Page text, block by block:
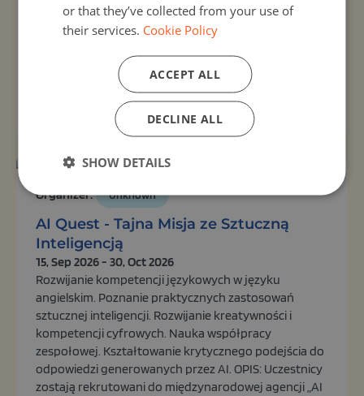
opisywania świata. Podczas 3-godzinnych
warsztatów uczestnicy stworzą cyfrowy przewodnik
Stowarzyszenia AS. Dzie...
View activity
Organizer: Unknown
AI Quest - Tajna Misja ze Sztuczną
Inteligencją
15, Sep 2026 - 30, Oct 2026
Rozwijanie kompetencji językowych w języku
angielskim. Poznanie praktycznych zastosowań
sztucznej inteligencji. Rozwijanie kreatywności i
kompetencji cyfrowych. Nauka współpracy
zespołowej. Kształtowanie krytycznego podejścia do
odpowiedzi generowanych przez AI. OPIS: Uczestnicy
zostają rekrutowani do międzynarodowej agencji „AI
or that they’ve collected from your use of
their services. Cookie Policy
ACCEPT ALL
DECLINE ALL
SHOW DETAILS